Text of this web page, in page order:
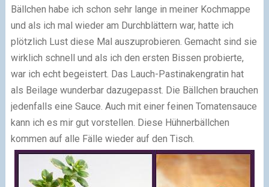
Bällchen habe ich schon sehr lange in meiner Kochmappe
und als ich mal wieder am Durchblättern war, hatte ich
plötzlich Lust diese Mal auszuprobieren. Gemacht sind sie
wirklich schnell und als ich den ersten Bissen probierte,
war ich echt begeistert. Das Lauch-Pastinakengratin hat
als Beilage wunderbar dazugepasst. Die Bällchen brauchen
jedenfalls eine Sauce. Auch mit einer feinen Tomatensauce
kann ich es mir gut vorstellen. Diese Hühnerbällchen
kommen auf alle Fälle wieder auf den Tisch.